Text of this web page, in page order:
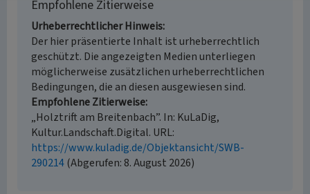
Empfohlene Zitierweise
Urheberrechtlicher Hinweis
Der hier präsentierte Inhalt ist urheberrechtlich
geschützt. Die angezeigten Medien unterliegen
möglicherweise zusätzlichen urheberrechtlichen
Bedingungen, die an diesen ausgewiesen sind.
Empfohlene Zitierweise
„Holztrift am Breitenbach”. In: KuLaDig,
Kultur.Landschaft.Digital. URL:
https://www.kuladig.de/Objektansicht/SWB-
290214(Abgerufen: 8. August 2026)